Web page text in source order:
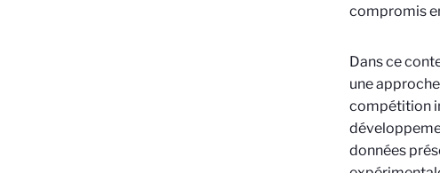
compromis
Dans ce
une
compétition
données